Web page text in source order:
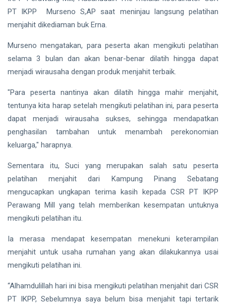
KPK
Politik
PSSI
PT IKPP Murseno S,AP saat meninjau langsung pelatihan
menjahit dikediaman buk Erna.
Murseno mengatakan, para peserta akan mengikuti pelatihan
selama 3 bulan dan akan benar-benar dilatih hingga dapat
menjadi wirausaha dengan produk menjahit terbaik.
"Para peserta nantinya akan dilatih hingga mahir menjahit,
tentunya kita harap setelah mengikuti pelatihan ini, para peserta
dapat menjadi wirausaha sukses, sehingga mendapatkan
penghasilan tambahan untuk menambah perekonomian
keluarga," harapnya.
Sementara itu, Suci yang merupakan salah satu peserta
pelatihan menjahit dari Kampung Pinang Sebatang
mengucapkan ungkapan terima kasih kepada CSR PT IKPP
Perawang Mill yang telah memberikan kesempatan untuknya
mengikuti pelatihan itu.
Ia merasa mendapat kesempatan menekuni keterampilan
menjahit untuk usaha rumahan yang akan dilakukannya usai
mengikuti pelatihan ini.
“Alhamdulillah hari ini bisa mengikuti pelatihan menjahit dari CSR
PT IKPP, Sebelumnya saya belum bisa menjahit tapi tertarik